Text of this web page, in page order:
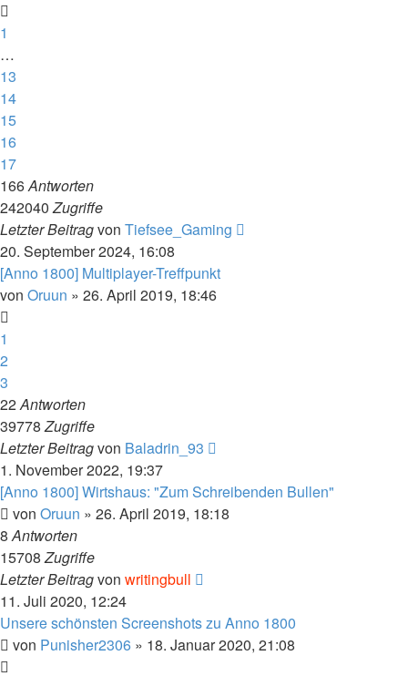
1
…
13
14
15
16
17
166Antworten
242040Zugriffe
Letzter Beitragvon Tiefsee_Gaming
20. September 2024, 16:08
[Anno 1800] Multiplayer-Treffpunkt
von Oruun » 26. April 2019, 18:46
1
2
3
22Antworten
39778Zugriffe
Letzter Beitragvon Baladrin_93
1. November 2022, 19:37
[Anno 1800] Wirtshaus: "Zum Schreibenden Bullen"
von Oruun » 26. April 2019, 18:18
8Antworten
15708Zugriffe
Letzter Beitragvon writingbull
11. Juli 2020, 12:24
Unsere schönsten Screenshots zu Anno 1800
von Punisher2306 » 18. Januar 2020, 21:08